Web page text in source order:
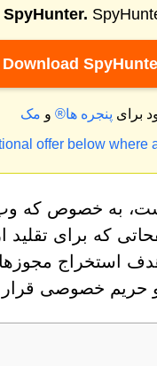
Download
برای پنجره ها® و
offer below where
به خصوص که
که برای تقلید
استخراج
و حریم خصوصی